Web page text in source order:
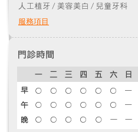
服務項目